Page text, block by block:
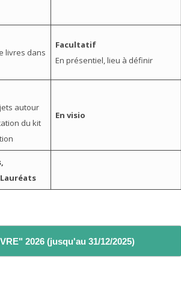
livres dans
Facultatif
En présentiel, lieu à définir
autour
du kit
En visio
2026 (jusqu'au 31/12/2025)